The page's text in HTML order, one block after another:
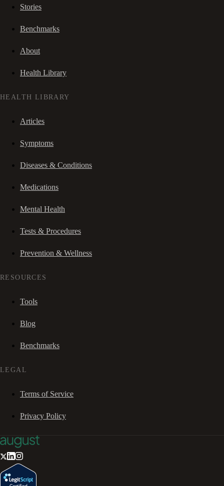
Stories
Benchmarks
About
Health Library
HEALTH LIBRARY
Articles
Symptoms
Diseases & Conditions
Medications
Mental Health
Tests & Procedures
Prevention & Wellness
RESOURCES
Tools
Blog
Benchmarks
LEGAL
Terms of Service
Privacy Policy